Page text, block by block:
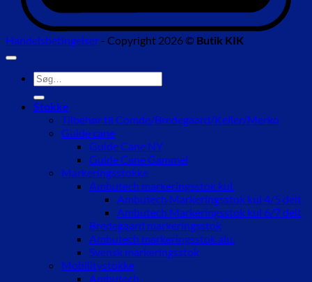
Handelsbetingelser- Copyright 2026 © Butik KIK
Søg
efter:
Stokke
Tilbehør til Comde/Bredegaard/Keller/Merko
Guide cane
Guide Cane NY
Guide Cane Gammel
Markeringsstokke
Ambutech markeringsstok kul.
Ambutech Markeringsstok kul 4/5 delt
Ambutech Markeringsstok kul 6/7 delt
Bredegaard markeringsstok
Ambutech markeringsstok alu.
Svensk markeringsstok
Mobilitystokke
Ambutech